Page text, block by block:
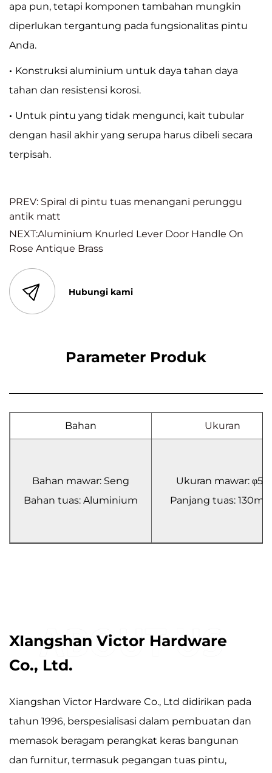
apa pun, tetapi komponen tambahan mungkin
diperlukan tergantung pada fungsionalitas pintu
Anda.
· Konstruksi aluminium untuk daya tahan daya
tahan dan resistensi korosi.
· Untuk pintu yang tidak mengunci, kait tubular
dengan hasil akhir yang serupa harus dibeli secara
terpisah.
PREV: Spiral di pintu tuas menangani perunggu
antik matt
NEXT:Aluminium Knurled Lever Door Handle On
Rose Antique Brass
Hubungi kami
Parameter Produk
Bahan Ukuran
Bahan mawar: Seng
Bahan tuas: Aluminium
Ukuran mawar: φ52
Panjang tuas:
XIangshan Victor Hardware
Co., Ltd.
Xiangshan Victor Hardware Co., Ltd didirikan pada
tahun 1996, berspesialisasi dalam pembuatan dan
memasok beragam perangkat keras bangunan
dan furnitur, termasuk pegangan tuas pintu,